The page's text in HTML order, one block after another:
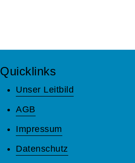
Quicklinks
Unser Leitbild
AGB
Impressum
Datenschutz